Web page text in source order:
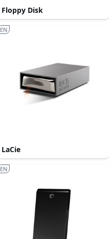
Floppy Disk
LaCie
EN
EN